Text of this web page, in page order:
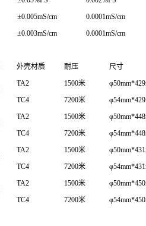
±0.005mS/cm
0.0001mS/cm
±0.003mS/cm
0.0001mS/cm
外壳材质 耐压
尺寸
TA2 1500米
TC4 7200米
TA2 1500米
TC4 7200米
TA2 1500米
TC4 7200米
TA2 1500米
TC4 7200米